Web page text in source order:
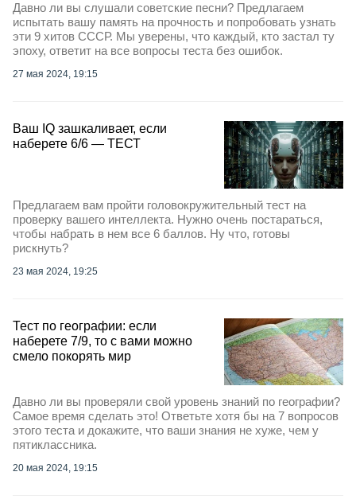
Давно ли вы слушали советские песни? Предлагаем
испытать вашу память на прочность и попробовать узнать
эти 9 хитов СССР. Мы уверены, что каждый, кто застал ту
эпоху, ответит на все вопросы теста без ошибок.
27 мая 2024, 19:15
Ваш IQ зашкаливает, если
наберете 6/6 — ТЕСТ
Предлагаем вам пройти головокружительный тест на
проверку вашего интеллекта. Нужно очень постараться,
чтобы набрать в нем все 6 баллов. Ну что, готовы
рискнуть?
23 мая 2024, 19:25
Тест по географии: если
наберете 7/9, то с вами можно
смело покорять мир
Давно ли вы проверяли свой уровень знаний по географии?
Самое время сделать это! Ответьте хотя бы на 7 вопросов
этого теста и докажите, что ваши знания не хуже, чем у
пятиклассника.
20 мая 2024, 19:15